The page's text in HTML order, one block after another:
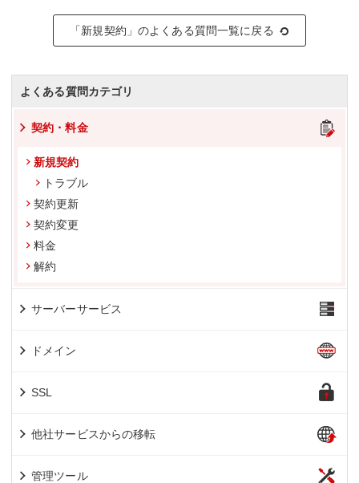
「新規契約」のよくある質問一覧に戻る
よくある質問カテゴリ
契約・料金
新規契約
トラブル
契約更新
契約変更
料金
解約
サーバーサービス
ドメイン
SSL
他社サービスからの移転
管理ツール